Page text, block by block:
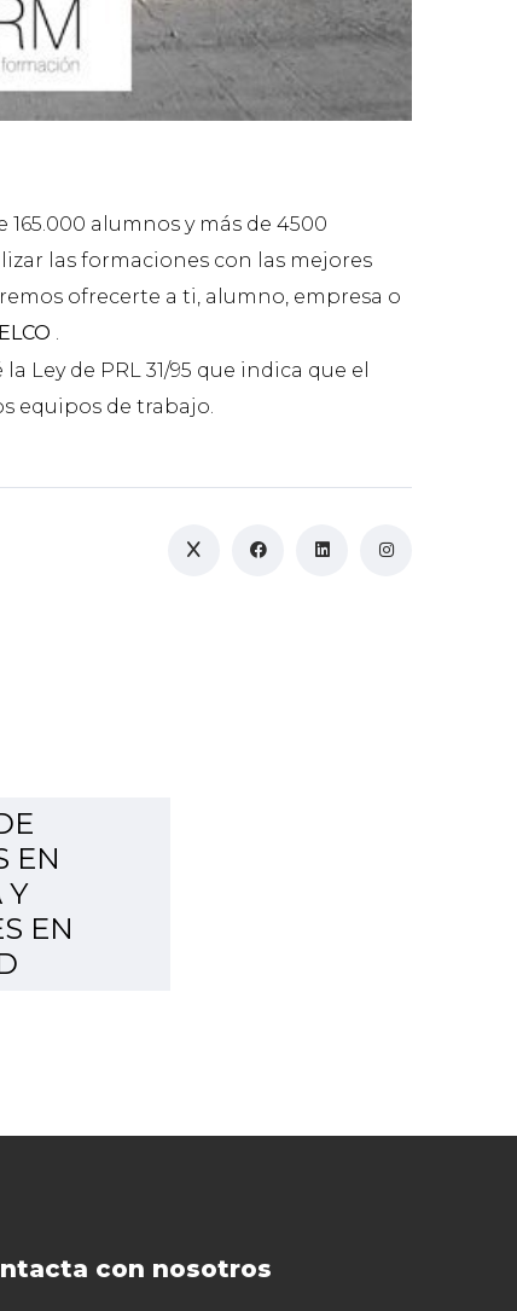
alumnos y más de 4500
las formaciones con las mejores
ofrecerte a ti, alumno, empresa o
.
Ley de PRL 31/95 que indica que el
equipos de trabajo.
EN
Y
EN
con nosotros